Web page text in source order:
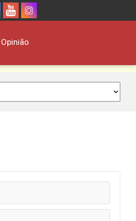
Opinião